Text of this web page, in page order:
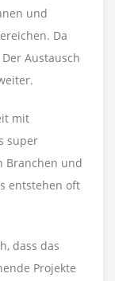
und
Da
Austausch
mit
super
Branchen und
entstehen oft
dass das
Projekte